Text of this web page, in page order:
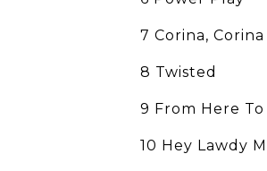
7 Corina, Corina
8 Twisted
9 From Here
10 Hey Lawdy